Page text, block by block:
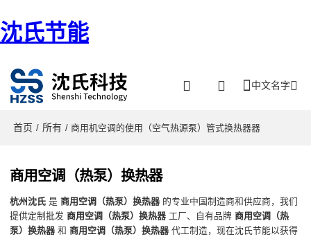
沈氏节能
中文名字
首页 / 所有 / 商用机空调的使用（空气热源泵）管式换热器器
商用空调（热泵）换热器
杭州沈氏 是商用空调（热泵）换热器 的专业中国制造商和供应商，我们
提供定制批发商用空调（热泵）换热器 工厂、自有品牌商用空调（热
泵）换热器 和商用空调（热泵）换热器 代工制造，现在沈氏节能以获得